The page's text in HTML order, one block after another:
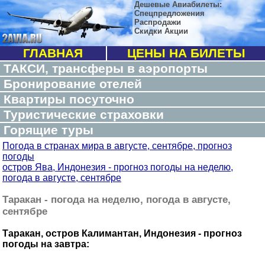
Дешевые Авиабилеты:
Спецпредложения
Распродажи
Скидки Акции
ГЛАВНАЯ
ЦЕНЫ НА БИЛЕТЫ
ТАКСИ, трансферы в аэропорты
Бронирование отелей
Квартиры посуточно
Туристические страховки
Горящие туры
Погода в странах мира в августе, сентябре, прогноз
погоды
остров Ява, Индонезия - прогноз погоды на неделю,
погода в августе, сентябре
Таракан - погода на неделю, погода в августе,
сентябре
Таракан, остров Калимантан, Индонезия - прогноз
погоды на завтра: